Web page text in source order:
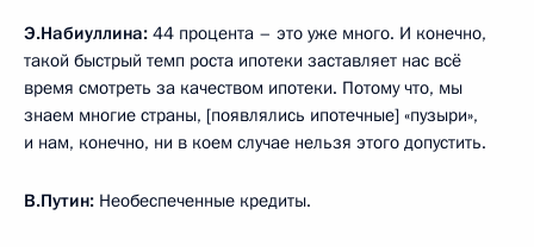
Э.Набиуллина: 44 процента – это уже много. И конечно,
такой быстрый темп роста ипотеки заставляет нас всё
время смотреть за качеством ипотеки. Потому что, мы
знаем многие страны, [появлялись ипотечные] «пузыри»,
и нам, конечно, ни в коем случае нельзя этого допустить.
В.Путин: Необеспеченные кредиты.